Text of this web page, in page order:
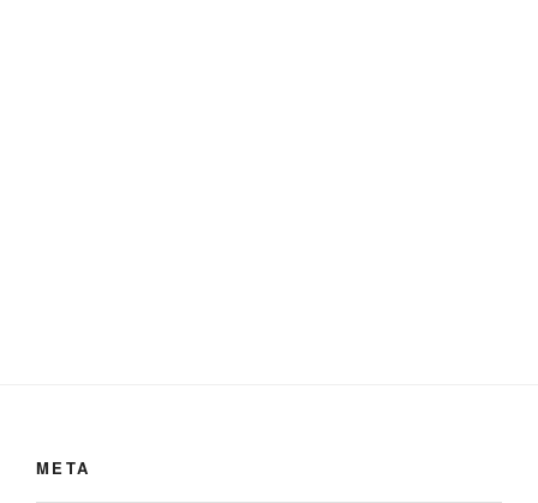
META